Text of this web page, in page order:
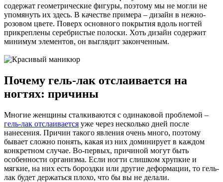
содержат геометрические фигуры, поэтому мы не могли не
упомянуть их здесь. В качестве примера – дизайн в нежно-
розовом цвете. Поверх основного покрытия вдоль ногтей
прикреплены серебристые полоски. Хоть дизайн содержит
минимум элементов, он выглядит законченным.
Почему гель-лак отслаивается на
ногтях: причины
Многие женщины сталкиваются с одинаковой проблемой –
гель-лак отслаивается уже через несколько дней после
нанесения. Причин такого явления очень много, поэтому
бывает сложно понять, какая из них доминирует в каждом
конкретном случае. Во-первых, причиной могут быть
особенности организма. Если ногти слишком хрупкие и
мягкие, на них есть бороздки или другие деформации, то гель-
лак будет держаться плохо, что бы вы не делали.